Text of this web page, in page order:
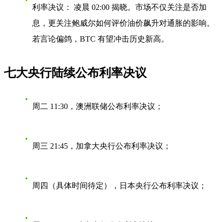
利率决议：
凌晨 02:00 揭晓。市场不仅关注是否加
息，更关注鲍威尔如何评价油价飙升对通胀的影响。
若言论偏鸽，BTC 有望冲击历史新高。
七大央行陆续公布利率决议
周二 11:30，澳洲联储公布利率决议；
周三 21:45，加拿大央行公布利率决议；
周四（具体时间待定），日本央行公布利率决议；